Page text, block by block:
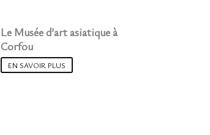
Le Musée d’art asiatique à
Corfou
EN SAVOIR PLUS